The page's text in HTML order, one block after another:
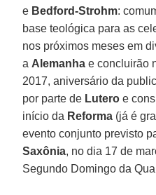
e Bedford-Strohm:
base teológica para as
nos próximos meses em
a Alemanha e concluirão
2017, aniversário da
por parte de Lutero e
início da Reforma (já é
evento conjunto previsto
Saxônia, no dia 17 de
Segundo Domingo da